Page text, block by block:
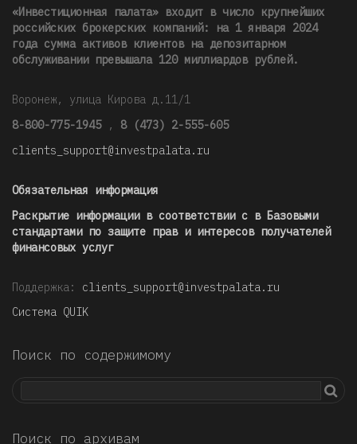
«Инвестиционная палата» входит в число крупнейших
российских брокерских компаний: на 1 января 2024
года сумма активов клиентов на депозитарном
обслуживании превышала 120 миллиардов рублей.
Воронеж, улица Кирова д.11/1
8-800-775-1945 , 8 (473) 2-555-605
clients_support@investpalata.ru
Обязательная информация
Раскрытие информации в соответствии с в Базовыми
стандартами по защите прав и интересов получателей
финансовых услуг
Поддержка: clients_support@investpalata.ru
Система QUIK
Поиск по содержимому
Поиск по архивам